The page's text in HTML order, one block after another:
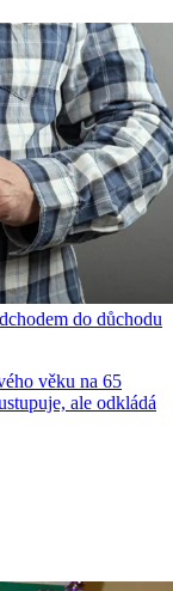
do důchodu
věku na 65
ale odkládá